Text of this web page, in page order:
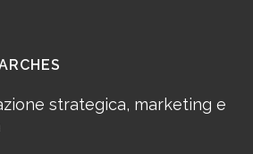
strategica, marketing e